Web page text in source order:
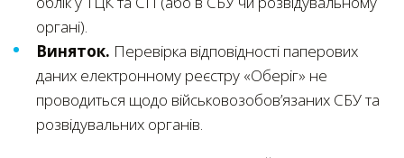
органі).
Виняток. Перевірка відповідності паперових
даних електронному реєстру «Оберіг» не
проводиться щодо військовозобов’язаних СБУ та
розвідувальних органів.